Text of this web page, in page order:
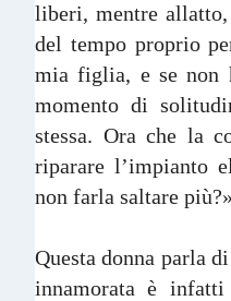
liberi, mentre
del tempo proprio
mia figlia, e se non
momento di
stessa. Ora che la
riparare l’impianto
non farla saltare
Questa donna parla
innamorata è